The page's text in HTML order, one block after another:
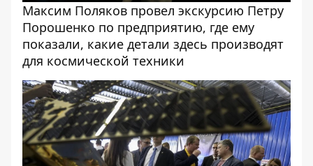
Максим Поляков провел экскурсию Петру
Порошенко по предприятию, где ему
показали, какие детали здесь производят
для космической техники